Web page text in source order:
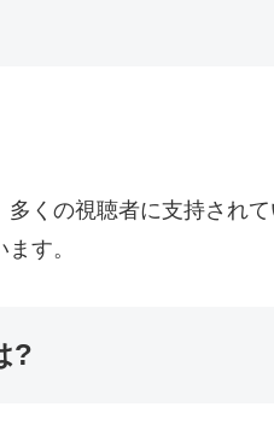
くの視聴者に支持されて
す。
?